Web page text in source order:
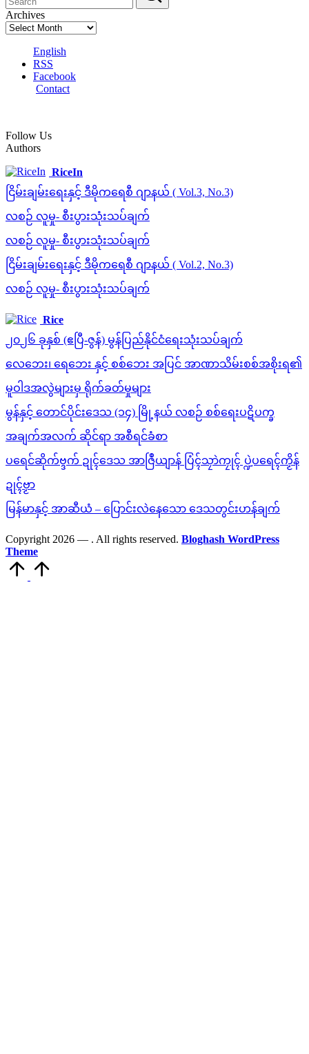
Archives
English
RSS
Facebook
Contact
Follow Us
Authors
RiceIn
ငြိမ်းချမ်းရေးနှင့် ဒီမိုကရေစီ ဂျာနယ် ( Vol.3, No.3)
လစဉ် လူမှု- စီးပွားသုံးသပ်ချက်
လစဉ် လူမှု- စီးပွားသုံးသပ်ချက်
ငြိမ်းချမ်းရေးနှင့် ဒီမိုကရေစီ ဂျာနယ် ( Vol.2, No.3)
လစဉ် လူမှု- စီးပွားသုံးသပ်ချက်
Rice
၂၀၂၆ ခုနှစ် (ဧပြီ-ဇွန်) မွန်ပြည်နိုင်ငံရေးသုံးသပ်ချက်
လေဘေး၊ ရေဘေး နှင့် စစ်ဘေး အပြင် အာဏာသိမ်းစစ်အစိုးရ၏
မူဝါဒအလွဲများမှ ရိုက်ခတ်မှုများ
မွန်နှင့် တောင်ပိုင်းဒေသ (၁၄) မြို့နယ် လစဉ် စစ်ရေးပဋိပက္ခ
အချက်အလက် ဆိုင်ရာ အစီရင်ခံစာ
ပရေင်ဆိုက်ဗ္ဒက် ဍုၚ်ဒေသ အာဇြဳယျာန် ပြံၚ်သၠာဲကၠုၚ် ပ္ဍဲပရေၚ်ကၟိန်
ဍုၚ်ဗၟာ
မြန်မာနှင့် အာဆီယံ – ပြောင်းလဲနေသော ဒေသတွင်းဟန်ချက်
Copyright 2026 — . All rights reserved. Bloghash WordPress
Theme